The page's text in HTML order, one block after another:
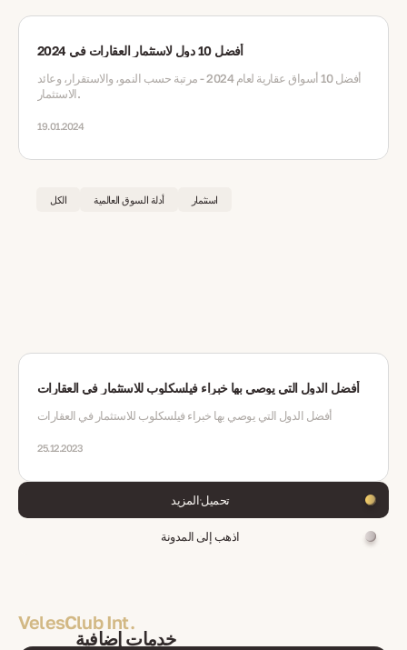
أفضل 10 دول لاستثمار العقارات في 2024
أفضل 10 أسواق عقارية لعام 2024 - مرتبة حسب النمو، والاستقرار، وعائد
الاستثمار.
19.01.2024
الكل أدلة السوق العالمية استثمار
أفضل الدول التي يوصي بها خبراء فيلسكلوب للاستثمار في العقارات
أفضل الدول التي يوصي بها خبراء فيلسكلوب للاستثمار في العقارات
25.12.2023
تحميل المزيد
اذهب إلى المدونة
VelesClub Int.
خدمات إضافية